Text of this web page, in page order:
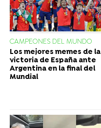
CAMPEONES DEL MUNDO
Los mejores memes de la
victoria de España ante
Argentina en la final del
Mundial